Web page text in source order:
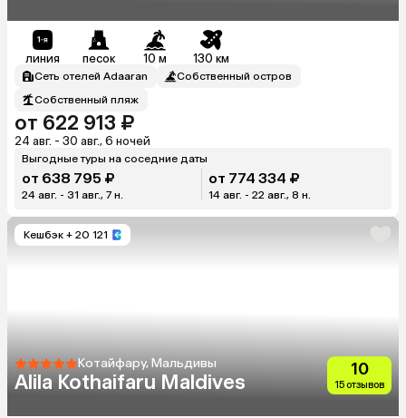
линия песок 10 м 130 км
Сеть отелей Adaaran
Собственный остров
Собственный пляж
от 622 913 ₽
24 авг. - 30 авг., 6 ночей
Выгодные туры на соседние даты
от 638 795 ₽
24 авг. - 31 авг., 7 н.
от 774 334 ₽
14 авг. - 22 авг., 8 н.
Кешбэк + 20 121
Котайфару, Мальдивы
Alila Kothaifaru Maldives
10
15 отзывов